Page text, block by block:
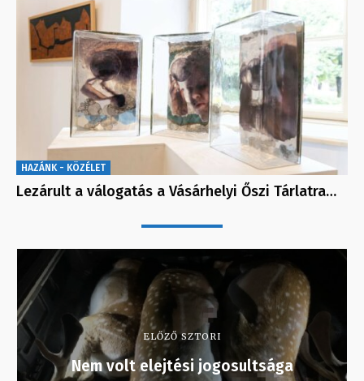
HAZÁNK - KÖZÉLET
Lezárult a válogatás a Vásárhelyi Őszi Tárlatra…
ELŐZŐ SZTORI
Nem volt elejtési jogosultsága